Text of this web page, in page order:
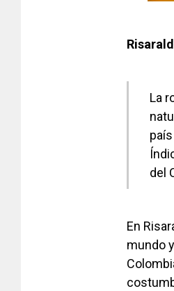
La
del
En
mundo